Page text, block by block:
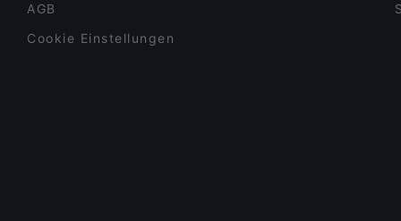
AGB
Cookie Einstellungen